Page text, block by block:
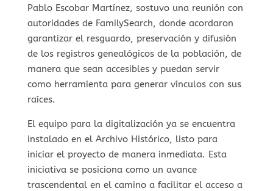
Pablo Escobar Martínez, sostuvo una reunión con
autoridades de FamilySearch, donde acordaron
garantizar el resguardo, preservación y difusión
de los registros genealógicos de la población, de
manera que sean accesibles y puedan servir
como herramienta para generar vínculos con sus
raíces.
El equipo para la digitalización ya se encuentra
instalado en el Archivo Histórico, listo para
iniciar el proyecto de manera inmediata. Esta
iniciativa se posiciona como un avance
trascendental en el camino a facilitar el acceso a